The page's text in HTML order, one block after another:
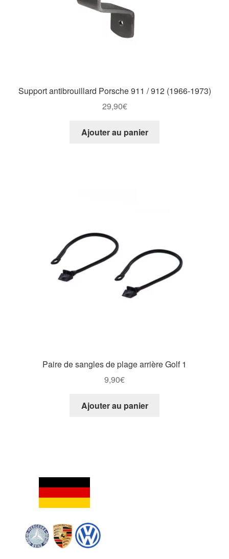
Support antibrouillard Porsche 911 / 912 (1966-1973)
29,90€
Ajouter au panier
Paire de sangles de plage arrière Golf 1
9,90€
Ajouter au panier